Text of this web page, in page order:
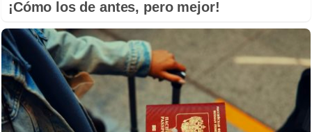
¡Cómo los de antes, pero mejor!